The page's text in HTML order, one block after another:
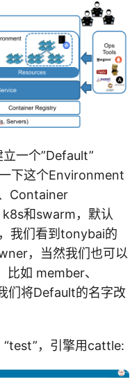
一个”Default”
下这个Environment
Container
和swarm，默认
我们看到tonybai的
，当然我们也可以
如 member、
们将Default的名字改
，引擎用cattle: